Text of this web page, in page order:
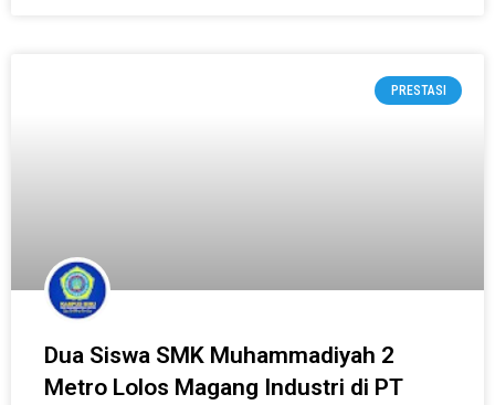
PRESTASI
Dua Siswa SMK Muhammadiyah 2
Metro Lolos Magang Industri di PT